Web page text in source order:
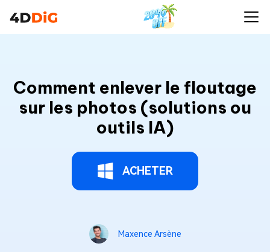
Comment enlever le floutage
sur les photos (solutions ou
outils IA)
ACHETER
Maxence Arsène